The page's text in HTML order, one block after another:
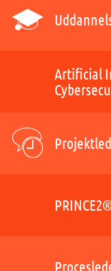
Artificial